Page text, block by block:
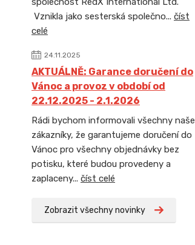
Vznikla jako sesterská společno... číst
celé
24.11.2025
AKTUÁLNĚ: Garance doručení do
Vánoc a provoz v období od
22.12.2025 - 2.1.2026
Rádi bychom informovali všechny naše
zákazníky, že garantujeme doručení do
Vánoc pro všechny objednávky bez
potisku, které budou provedeny a
zaplaceny... číst celé
Zobrazit všechny novinky